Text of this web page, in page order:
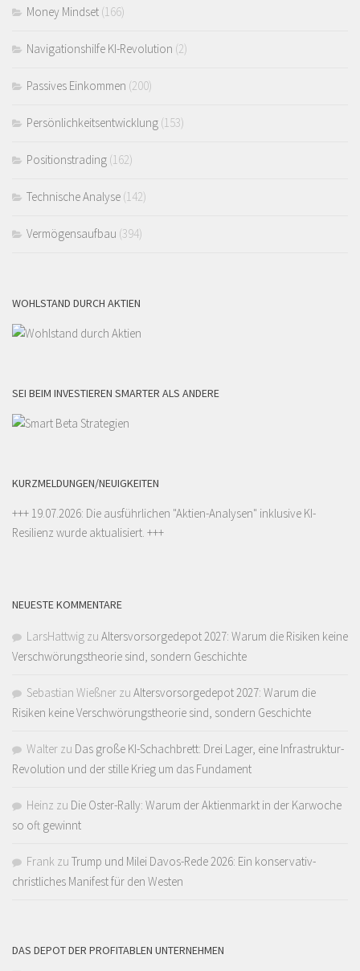
Money Mindset (166)
Navigationshilfe KI-Revolution (2)
Passives Einkommen (200)
Persönlichkeitsentwicklung (153)
Positionstrading (162)
Technische Analyse (142)
Vermögensaufbau (394)
WOHLSTAND DURCH AKTIEN
SEI BEIM INVESTIEREN SMARTER ALS ANDERE
KURZMELDUNGEN/NEUIGKEITEN
+++ 19.07.2026: Die ausführlichen "Aktien-Analysen" inklusive KI-
Resilienz wurde aktualisiert. +++
NEUESTE KOMMENTARE
LarsHattwig zu Altersvorsorgedepot 2027: Warum die Risiken keine
Verschwörungstheorie sind, sondern Geschichte
Sebastian Wießner zu Altersvorsorgedepot 2027: Warum die
Risiken keine Verschwörungstheorie sind, sondern Geschichte
Walter zu Das große KI-Schachbrett: Drei Lager, eine Infrastruktur-
Revolution und der stille Krieg um das Fundament
Heinz zu Die Oster-Rally: Warum der Aktienmarkt in der Karwoche
so oft gewinnt
Frank zu Trump und Milei Davos-Rede 2026: Ein konservativ-
christliches Manifest für den Westen
DAS DEPOT DER PROFITABLEN UNTERNEHMEN